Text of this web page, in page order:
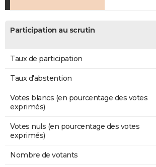
Participation au scrutin
Taux de participation
Taux d'abstention
Votes blancs (en pourcentage des votes
exprimés)
Votes nuls (en pourcentage des votes
exprimés)
Nombre de votants